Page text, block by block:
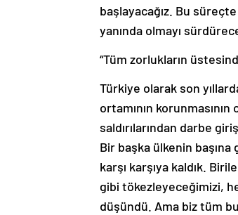
başlayacağız. Bu
yanında olmayı
“Tüm zorlukların
Türkiye olarak son
ortamının
saldırılarından darbe
Bir başka ülkenin
karşı karşıya kaldık.
gibi tökezleyeceğimizi,
düşündü. Ama biz tüm